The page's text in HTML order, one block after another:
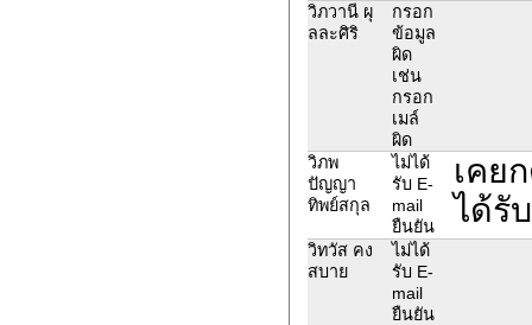
วิภวานี ผุ
ลละศิริ
กรอก
ข้อมูล
ผิด
เช่น
กรอก
เมล์
ผิด
วิภพ
ปัญญา
ทิพย์สกุล
ไม่ได้
รับ E-
mail
ยืนยัน
เคย
ได้รั
วิทวัส คง
สบาย
ไม่ได้
รับ E-
mail
ยืนยัน